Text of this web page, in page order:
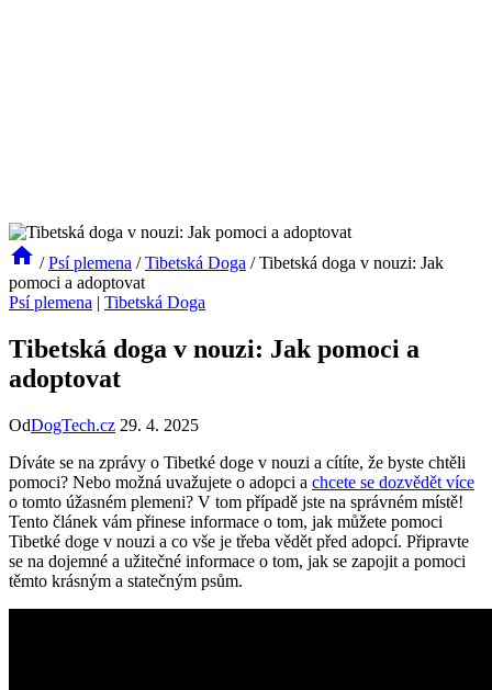
/ Psí plemena / Tibetská Doga / Tibetská doga v nouzi: Jak
pomoci a adoptovat
Psí plemena | Tibetská Doga
Tibetská doga v nouzi: Jak pomoci a
adoptovat
OdDogTech.cz 29. 4. 2025
Díváte se na zprávy o Tibetké doge v nouzi a cítíte, že byste chtěli
pomoci? Nebo možná uvažujete o adopci a chcete se dozvědět více
o tomto úžasném plemeni? V tom případě jste na správném místě!
Tento článek vám přinese informace o tom, jak můžete pomoci
Tibetké doge v nouzi a co vše je třeba vědět před adopcí. Připravte
se na dojemné a užitečné informace o tom, jak se zapojit a pomoci
těmto krásným a statečným psům.